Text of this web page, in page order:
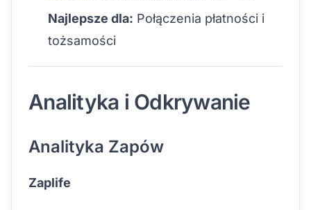
Najlepsze dla: Połączenia płatności i
tożsamości
Analityka i Odkrywanie
Analityka Zapów
Zaplife